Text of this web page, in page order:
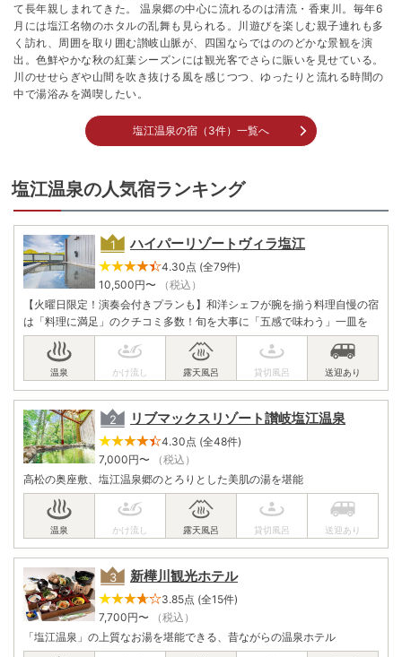
て長年親しまれてきた。 温泉郷の中心に流れるのは清流・香東川。毎年6
月には塩江名物のホタルの乱舞も見られる。川遊びを楽しむ親子連れも多
く訪れ、周囲を取り囲む讃岐山脈が、四国ならではののどかな景観を演
出。色鮮やかな秋の紅葉シーズンには観光客でさらに賑いを見せている。
川のせせらぎや山間を吹き抜ける風を感じつつ、ゆったりと流れる時間の
中で湯浴みを満喫したい。
塩江温泉の宿（3件）一覧へ
塩江温泉の人気宿ランキング
ハイパーリゾートヴィラ塩江
4.30点 (全79件)
10,500円〜
（税込）
【火曜日限定！演奏会付きプランも】和洋シェフが腕を揃う料理自慢の宿
は「料理に満足」のクチコミ多数！旬を大事に「五感で味わう」一皿を
リブマックスリゾート讃岐塩江温泉
4.30点 (全48件)
7,000円〜
（税込）
高松の奥座敷、塩江温泉郷のとろりとした美肌の湯を堪能
新樺川観光ホテル
3.85点 (全15件)
7,700円〜
（税込）
「塩江温泉」の上質なお湯を堪能できる、昔ながらの温泉ホテル